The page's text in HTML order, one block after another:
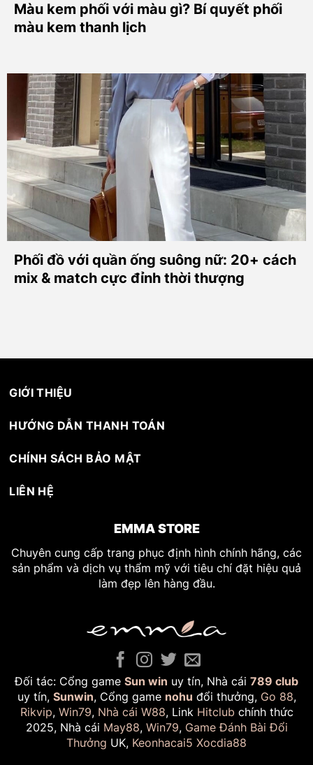
Màu kem phối với màu gì? Bí quyết phối
màu kem thanh lịch
Phối đồ với quần ống suông nữ: 20+ cách
mix & match cực đỉnh thời thượng
GIỚI THIỆU
HƯỚNG DẪN THANH TOÁN
CHÍNH SÁCH BẢO MẬT
LIÊN HỆ
EMMA STORE
Chuyên cung cấp trang phục định hình chính hãng, các
sản phẩm và dịch vụ thẩm mỹ với tiêu chí đặt hiệu quả
làm đẹp lên hàng đầu.
Đối tác: Cổng game Sun win uy tín, Nhà cái 789 club
uy tín, Sunwin, Cổng game nohu đổi thưởng, Go 88,
Rikvip, Win79, Nhà cái W88, Link Hitclub chính thức
2025, Nhà cái May88, Win79, Game Đánh Bài Đổi
Thưởng UK, Keonhacai5 Xocdia88